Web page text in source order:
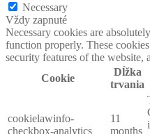
Necessary
Vždy zapnuté
Necessary cookies are
function properly. These
security features of the website,
Cookie
Dĺžka
trvania
cookielawinfo-
checkbox-analytics
11
months